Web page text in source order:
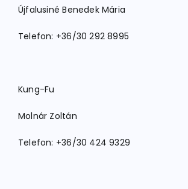
Újfalusiné Benedek Mária
Telefon: +36/30 292 8995
Kung-Fu
Molnár Zoltán
Telefon: +36/30 424 9329